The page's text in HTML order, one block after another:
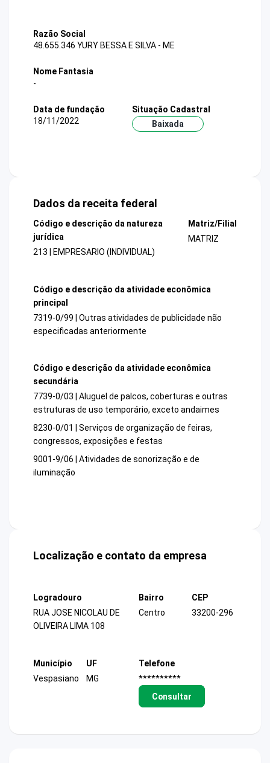
Razão Social
48.655.346 YURY BESSA E SILVA - ME
Nome Fantasia
-
Data de fundação
18/11/2022
Situação Cadastral
Baixada
Dados da receita federal
Código e descrição da natureza
jurídica
213 | EMPRESARIO (INDIVIDUAL)
Matriz/Filial
MATRIZ
Código e descrição da atividade econômica
principal
7319-0/99 | Outras atividades de publicidade não
especificadas anteriormente
Código e descrição da atividade econômica
secundária
7739-0/03 | Aluguel de palcos, coberturas e outras
estruturas de uso temporário, exceto andaimes
8230-0/01 | Serviços de organização de feiras,
congressos, exposições e festas
9001-9/06 | Atividades de sonorização e de
iluminação
Localização e contato da empresa
Logradouro
RUA JOSE NICOLAU DE
OLIVEIRA LIMA 108
Bairro
Centro
CEP
33200-296
Município
Vespasiano
UF
MG
Telefone
**********
Consultar